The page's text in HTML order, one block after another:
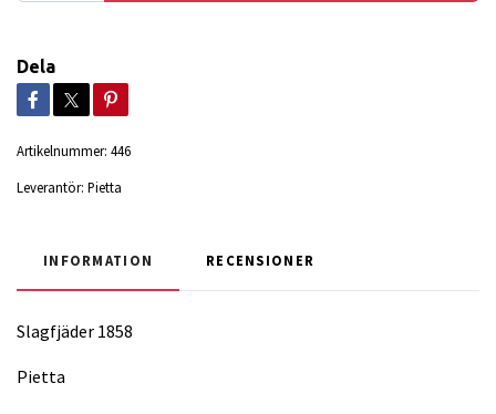
Dela
Artikelnummer: 446
Leverantör: Pietta
INFORMATION RECENSIONER
Slagfjäder 1858
Pietta